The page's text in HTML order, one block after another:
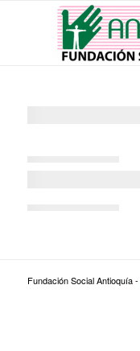
Fundación Social Antioquía -